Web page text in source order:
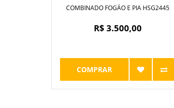
COMBINADO FOGÃO E PIA HSG2445
R$ 3.500,00
COMPRAR